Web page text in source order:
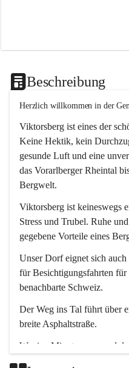
Beschreibung
Herzlich willkommen in der
Viktorsberg ist eines der
Keine Hektik, kein
gesunde Luft und eine
das Vorarlberger Rheintal
Bergwelt.
Viktorsberg ist keineswegs
Stress und Trubel. Ruhe
gegebene Vorteile eines
Unser Dorf eignet sich auch
für Besichtigungsfahrten
benachbarte Schweiz.
Der Weg ins Tal führt über
breite Asphaltstraße.
Wenige Minuten nur, und